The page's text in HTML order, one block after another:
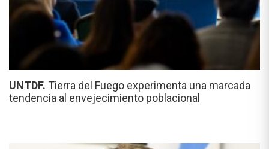
UNTDF. Tierra del Fuego experimenta una marcada
tendencia al envejecimiento poblacional